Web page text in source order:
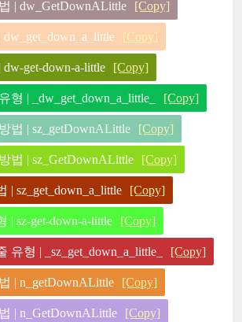
| dw_GetDownALittle [Copy]
[Copy]
get-down-a-little [Copy]
형 | _dw_get_down_a_little_ [Copy]
법 | sz_getDownALittle [Copy]
법 | sz_GetDownALittle [Copy]
| sz_get_down_a_little [Copy]
| sz-get-down-a-little [Copy]
유형 | _sz_get_down_a_little_ [Copy]
| n_getDownALittle [Copy]
| n_GetDownALittle [Copy]